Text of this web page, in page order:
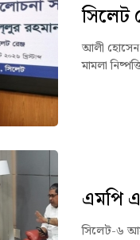
সিলেট
আলী হোসেন
মামলা
এমপি
সিলেট-৬